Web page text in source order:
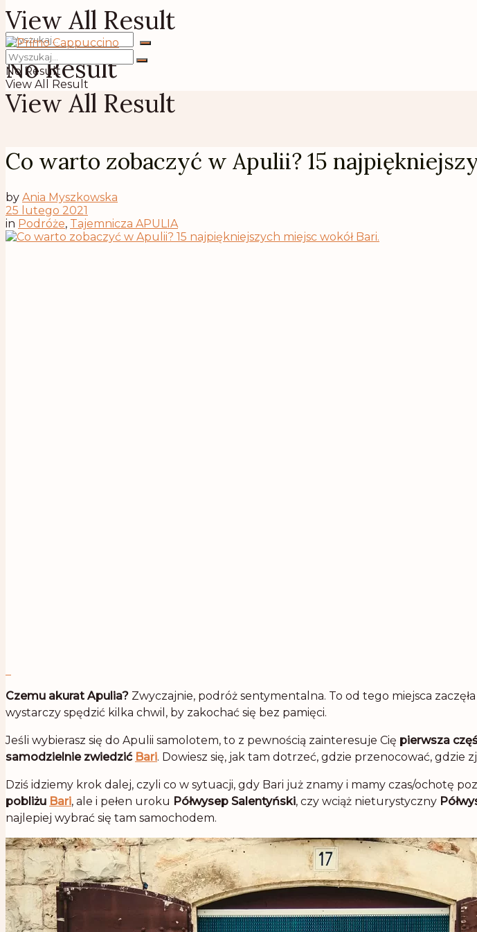
No Result
View All Result
View All Result
No Result
View All Result
Co warto zobaczyć w Apulii? 15
by Ania Myszkowska
25 lutego 2021
in Podróże, Tajemnicza APULIA
Czemu akurat Apulia? Zwyczajnie, podróż sentymentalna. To od tego miejsca
wystarczy spędzić kilka chwil, by zakochać się bez pamięci.
Jeśli wybierasz się do Apulii samolotem, to z pewnością zainteresuje Cię pierwsza
samodzielnie zwiedzić Bari. Dowiesz się, jak tam dotrzeć, gdzie przenocować, gdzie
Dziś idziemy krok dalej, czyli co w sytuacji, gdy Bari już znamy i mamy czas/ochotę
pobliżu Bari, ale i pełen uroku Półwysep Salentyński, czy wciąż nieturystyczny
najlepiej wybrać się tam samochodem.